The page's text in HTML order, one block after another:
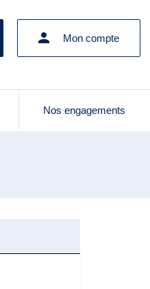
Mon compte
Nos engagements